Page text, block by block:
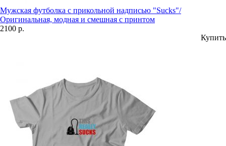
Мужская футболка с прикольной надписью "Sucks"/
Оригинальная, модная и смешная с принтом
2100 р.
Купить